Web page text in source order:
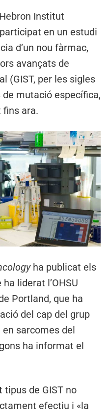
Institut
en un estudi
d’un nou fàrmac,
avançats de
(GIST, per les sigles
mutació específica,
ara.
ha publicat els
liderat l’OHSU
Portland, que ha
del cap del grup
sarcomes del
ha informat el
tipus de GIST no
efectiu i «la